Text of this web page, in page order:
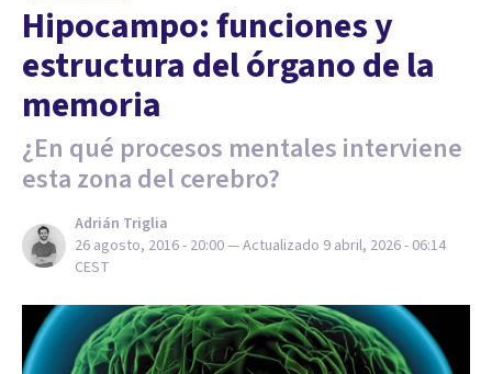
​Hipocampo: funciones y
estructura del órgano de la
memoria
¿En qué procesos mentales interviene
esta zona del cerebro?
Adrián Triglia
26 agosto, 2016 - 20:00— Actualizado 9 abril, 2026 - 06:14
CEST